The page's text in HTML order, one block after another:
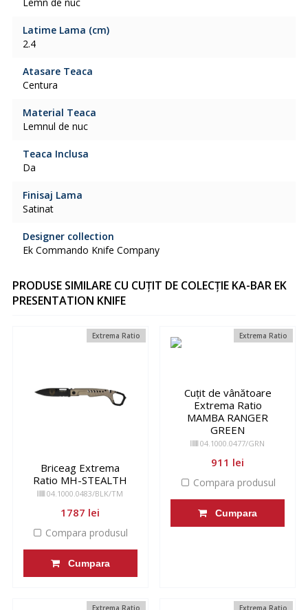
Lemn de nuc
Latime Lama (cm)
2.4
Atasare Teaca
Centura
Material Teaca
Lemnul de nuc
Teaca Inclusa
Da
Finisaj Lama
Satinat
Designer collection
Ek Commando Knife Company
PRODUSE SIMILARE CU CUȚIT DE COLECȚIE KA-BAR EK
PRESENTATION KNIFE
Extrema Ratio
Briceag Extrema
Ratio MH-STEALTH
04.1000.0483/BLK/TM
1787 lei
Compara produsul
Cumpara
Extrema Ratio
Cuțit de vânătoare
Extrema Ratio
MAMBA RANGER
GREEN
04.1000.0477/GRN
911 lei
Compara produsul
Cumpara